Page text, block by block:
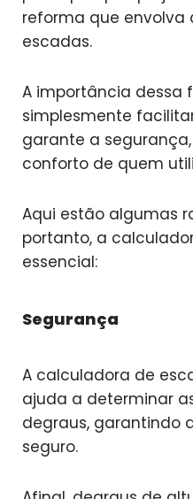
reforma que envolva
escadas.
A importância dessa
simplesmente
garante a
conforto de quem
Aqui estão algumas
portanto, a
essencial:
Segurança
A calculadora de
ajuda a determinar
degraus, garantindo
seguro.